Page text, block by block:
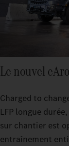
Le nouvel
Charged to
LFP longue
sur chantier est
entraînement